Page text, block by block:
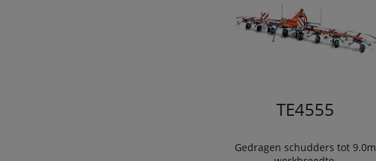
TE4555
Gedragen schudders tot 9.0m